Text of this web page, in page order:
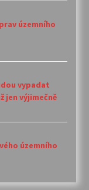
územního
vypadat
jen výjimečně
územního